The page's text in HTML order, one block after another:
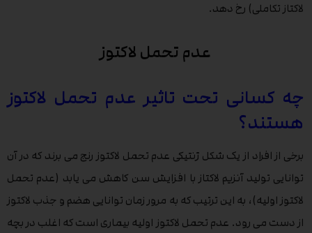
لاکتاز تکاملی) رخ دهد.
عدم تحمل لاکتوز
چه کسانی تحت تاثیر عدم تحمل لاکتوز
هستند؟
برخی از افراد از یک شکل ژنتیکی عدم تحمل لاکتوز رنج می برند که در آن
توانایی تولید آنزیم لاکتاز با افزایش سن کاهش می یابد (عدم تحمل
لاکتوز اولیه)، به این ترتیب که به مرور زمان توانایی هضم و جذب لاکتوز
از دست می رود. عدم تحمل لاکتوز اولیه بیماری است که اغلب در بچه